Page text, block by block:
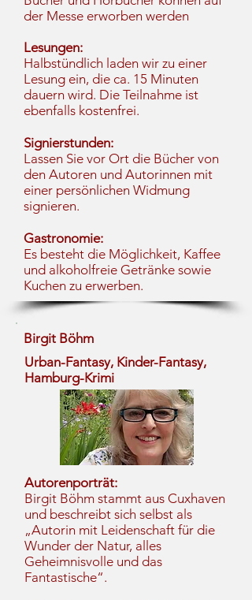
der Messe erworben werden
Lesungen:
Halbstündlich laden wir zu einer
Lesung ein, die ca. 15 Minuten
dauern wird. Die Teilnahme ist
ebenfalls kostenfrei.
Signierstunden:
Lassen Sie vor Ort die Bücher von
den Autoren und Autorinnen mit
einer persönlichen Widmung
signieren.
Gastronomie:
Es besteht die Möglichkeit, Kaffee
und alkoholfreie Getränke sowie
Kuchen zu erwerben.
Birgit Böhm
Urban-Fantasy, Kinder-Fantasy,
Hamburg-Krimi
Autorenporträt:
Birgit Böhm stammt aus Cuxhaven
und beschreibt sich selbst als
„Autorin mit Leidenschaft für die
Wunder der Natur, alles
Geheimnisvolle und das
Fantastische“.